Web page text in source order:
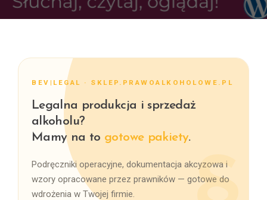
BEV|LEGAL · SKLEP.PRAWOALKOHOLOWE.PL
Legalna produkcja i sprzedaż
alkoholu?
Mamy na to gotowe pakiety.
Podręczniki operacyjne, dokumentacja akcyzowa i
wzory opracowane przez prawników — gotowe do
wdrożenia w Twojej firmie.